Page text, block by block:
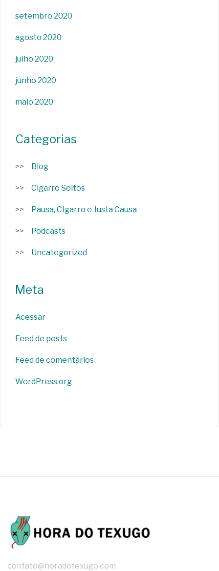
setembro 2020
agosto 2020
julho 2020
junho 2020
maio 2020
Categorias
Blog
Cigarro Soltos
Pausa, CIgarro e Justa Causa
Podcasts
Uncategorized
Meta
Acessar
Feed de posts
Feed de comentários
WordPress.org
contato@horadotexugo.com